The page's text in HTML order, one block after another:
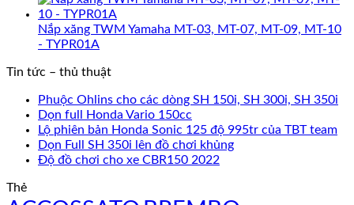
Nắp xăng TWM Yamaha MT-03, MT-07, MT-09, MT-10
- TYPR01A
Tin tức – thủ thuật
Phuộc Ohlins cho các dòng SH 150i, SH 300i, SH 350i
Dọn full Honda Vario 150cc
Lộ phiên bản Honda Sonic 125 độ 995tr của TBT team
Dọn Full SH 350i lên đồ chơi khủng
Độ đồ chơi cho xe CBR150 2022
Thẻ